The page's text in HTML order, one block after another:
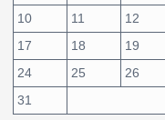
10
11 12
17
18 19
24
25 26
31